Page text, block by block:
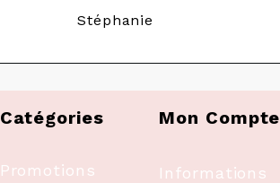
Stéphanie
Catégories
Promotions
Mon Compte
Informations